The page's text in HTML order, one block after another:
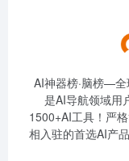
AI神器榜·脑榜—全
是AI导航领域用
1500+AI工具！严
相入驻的首选AI产